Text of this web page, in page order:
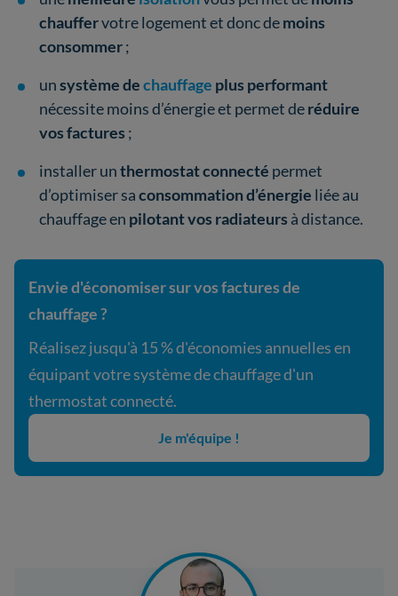
chauffervotre logement et donc demoins
consommer;
unsystème dechauffage plus performant
nécessite moins d’énergie et permet deréduire
vos factures ;
installer unthermostat connecté permet
d’optimiser saconsommation d’énergie liée au
chauffage en pilotant vos radiateurs à distance.
Envie d'économiser sur vos factures de
chauffage ?
Réalisez jusqu'à 15 % d'économies annuelles en
équipant votre système de chauffage d'un
thermostat connecté.
Je m'équipe !